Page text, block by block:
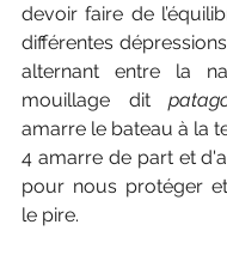
devoir faire de
différentes
alternant entre la
mouillage dit
amarre le bateau à la
4 amarre de part et
pour nous protéger
le pire.